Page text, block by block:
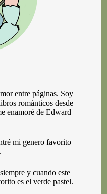
entre páginas. Soy
románticos desde
enamoré de Edward
mi genero favorito
y cuando este
es el verde pastel.